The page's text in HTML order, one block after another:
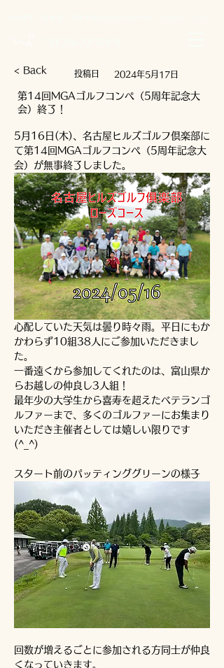
< Back ​投稿日 2024年5月17日
第14回MGAゴルフコンペ（5周年記念大
会）終了！
5月16日(木)、名古屋ヒルズゴルフ倶楽部に
て第14回MGAゴルフコンペ（5周年記念大
会）が無事終了しました。
心配していた天気は曇り時々雨。平日にもか
かわらず10組38人にご参加いただきまし
た。
一番遠くから参加してくれたのは、富山県か
らお越しの仲良し3人組！
最年少の大学生から喜寿を超えたベテランゴ
ルファーまで、多くのゴルファーにお集まり
いただき主催者としては嬉しい限りです
(^_^)
スタート前のパッティンググリーンの様子
回数が増えるごとに参加される方同士が仲良
くなっていきます。